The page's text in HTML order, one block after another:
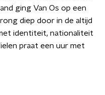
ging Van Os op een
diep door in de altijd
identiteit, nationaliteit
praat een uur met